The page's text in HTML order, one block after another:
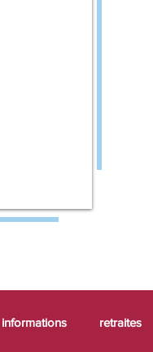
informations retraites